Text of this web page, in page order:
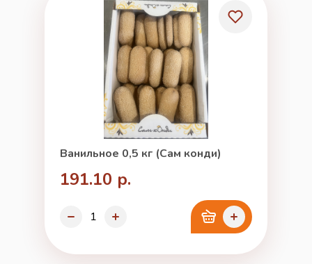
Ванильное 0,5 кг (Сам конди)
191.10 р.